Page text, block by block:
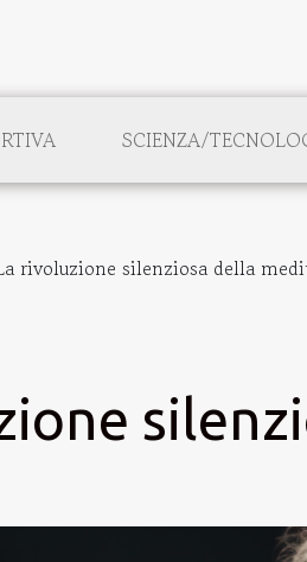
SCIENZA/
rivoluzione silenziosa della